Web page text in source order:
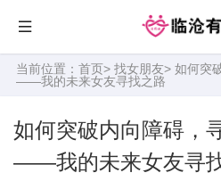
当前位置： 首页> 找女朋友> 如何突
——我的未来女友寻找之路
如何突破内向障碍，
——我的未来女友寻